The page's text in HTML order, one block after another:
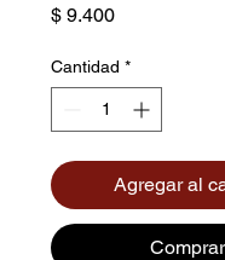
$ 9.400Precio
Cantidad *
Agregar al
Comprar